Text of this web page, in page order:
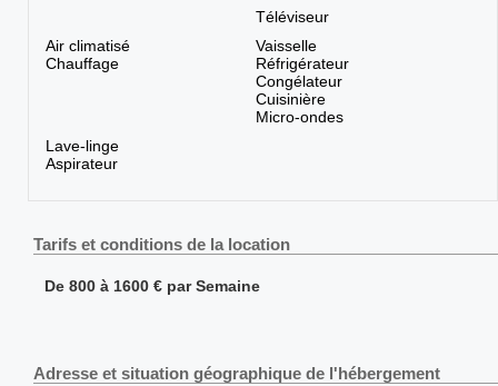
Téléviseur
Air climatisé
Chauffage
Vaisselle
Réfrigérateur
Congélateur
Cuisinière
Micro-ondes
Lave-linge
Aspirateur
Tarifs et conditions de la location
De 800 à 1600 € par Semaine
Adresse et situation géographique de l'hébergement